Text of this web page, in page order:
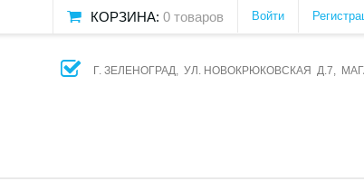
Войти
КОРЗИНА: 0 товаров
Г. ЗЕЛЕНОГРАД, УЛ. НОВОКРЮКОВСКАЯ Д.7,